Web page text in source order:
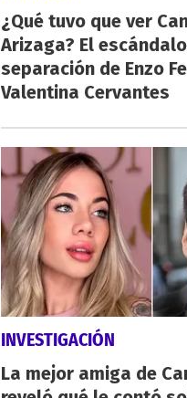
¿Qué tuvo que ver
Arizaga? El
separación de Enzo
Valentina Cervantes
INVESTIGACIÓN
La mejor amiga de